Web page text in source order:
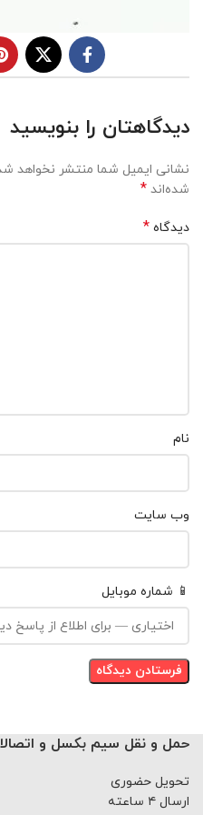
دیدگاهتان را بنویسید
نشانی ایمیل شما منتشر نخواهد
شده‌اند *
دیدگاه *
نام
وب‌ سایت
📱 شماره موبایل
حمل و نقل سیم بکسل و
تحویل حضوری
ارسال ۴ ساعته